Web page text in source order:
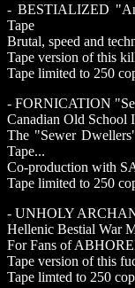
- BESTIALIZED
Tape
Brutal, speed and
Tape version of this
Tape limited to 250
- FORNICATION
Canadian Old School
The "Sewer
Tape...
Co-production with
Tape limited to 250
- UNHOLY
Hellenic Bestial War
For Fans of
Tape version of this
Tape limted to 250